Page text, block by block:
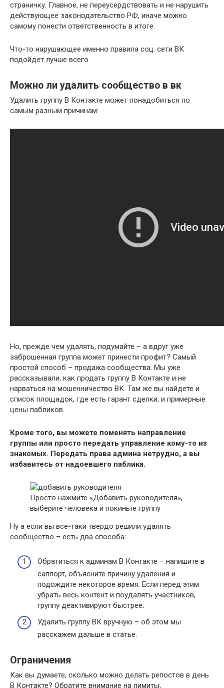
страничку. Главное, не переусердствовать и не нарушить
действующее законодательство РФ, иначе можно
самому понести ответственность в итоге.
Что-то нарушающее именно правила соц. сети ВК
подойдет лучше всего.
Можно ли удалить сообщество в вк
Удалить группу В Контакте может понадобиться по
самым разным причинам:
Но, прежде чем удалять, подумайте – а вдруг уже
заброшенная группа может принести профит? Самый
простой способ – продажа сообщества. Мы уже
рассказывали, как продать группу В Контакте и не
нарваться на мошенничество ВК. Там же вы найдете и
список площадок, где есть гарант сделки, и примерные
цены пабликов.
Кроме того, вы можете поменять направление
группы или просто передать управление кому-то из
знакомых. Передать права админа нетрудно, а вы
избавитесь от надоевшего паблика.
Просто нажмите «Добавить руководителя»,
выберите человека и покиньте группу
Ну а если вы все-таки твердо решили удалять
сообщество – есть два способа:
Обратиться к админам В Контакте – напишите в
саппорт, объясните причину удаления и
подождите некоторое время. Если перед этим
убрать весь контент и поудалять участников,
группу деактивируют быстрее;
Удалить группу ВК вручную – об этом мы
расскажем дальше в статье.
Ограничения
Как вы думаете, сколько можно делать репостов в день
В Контакте? Обратите внимание на лимиты,